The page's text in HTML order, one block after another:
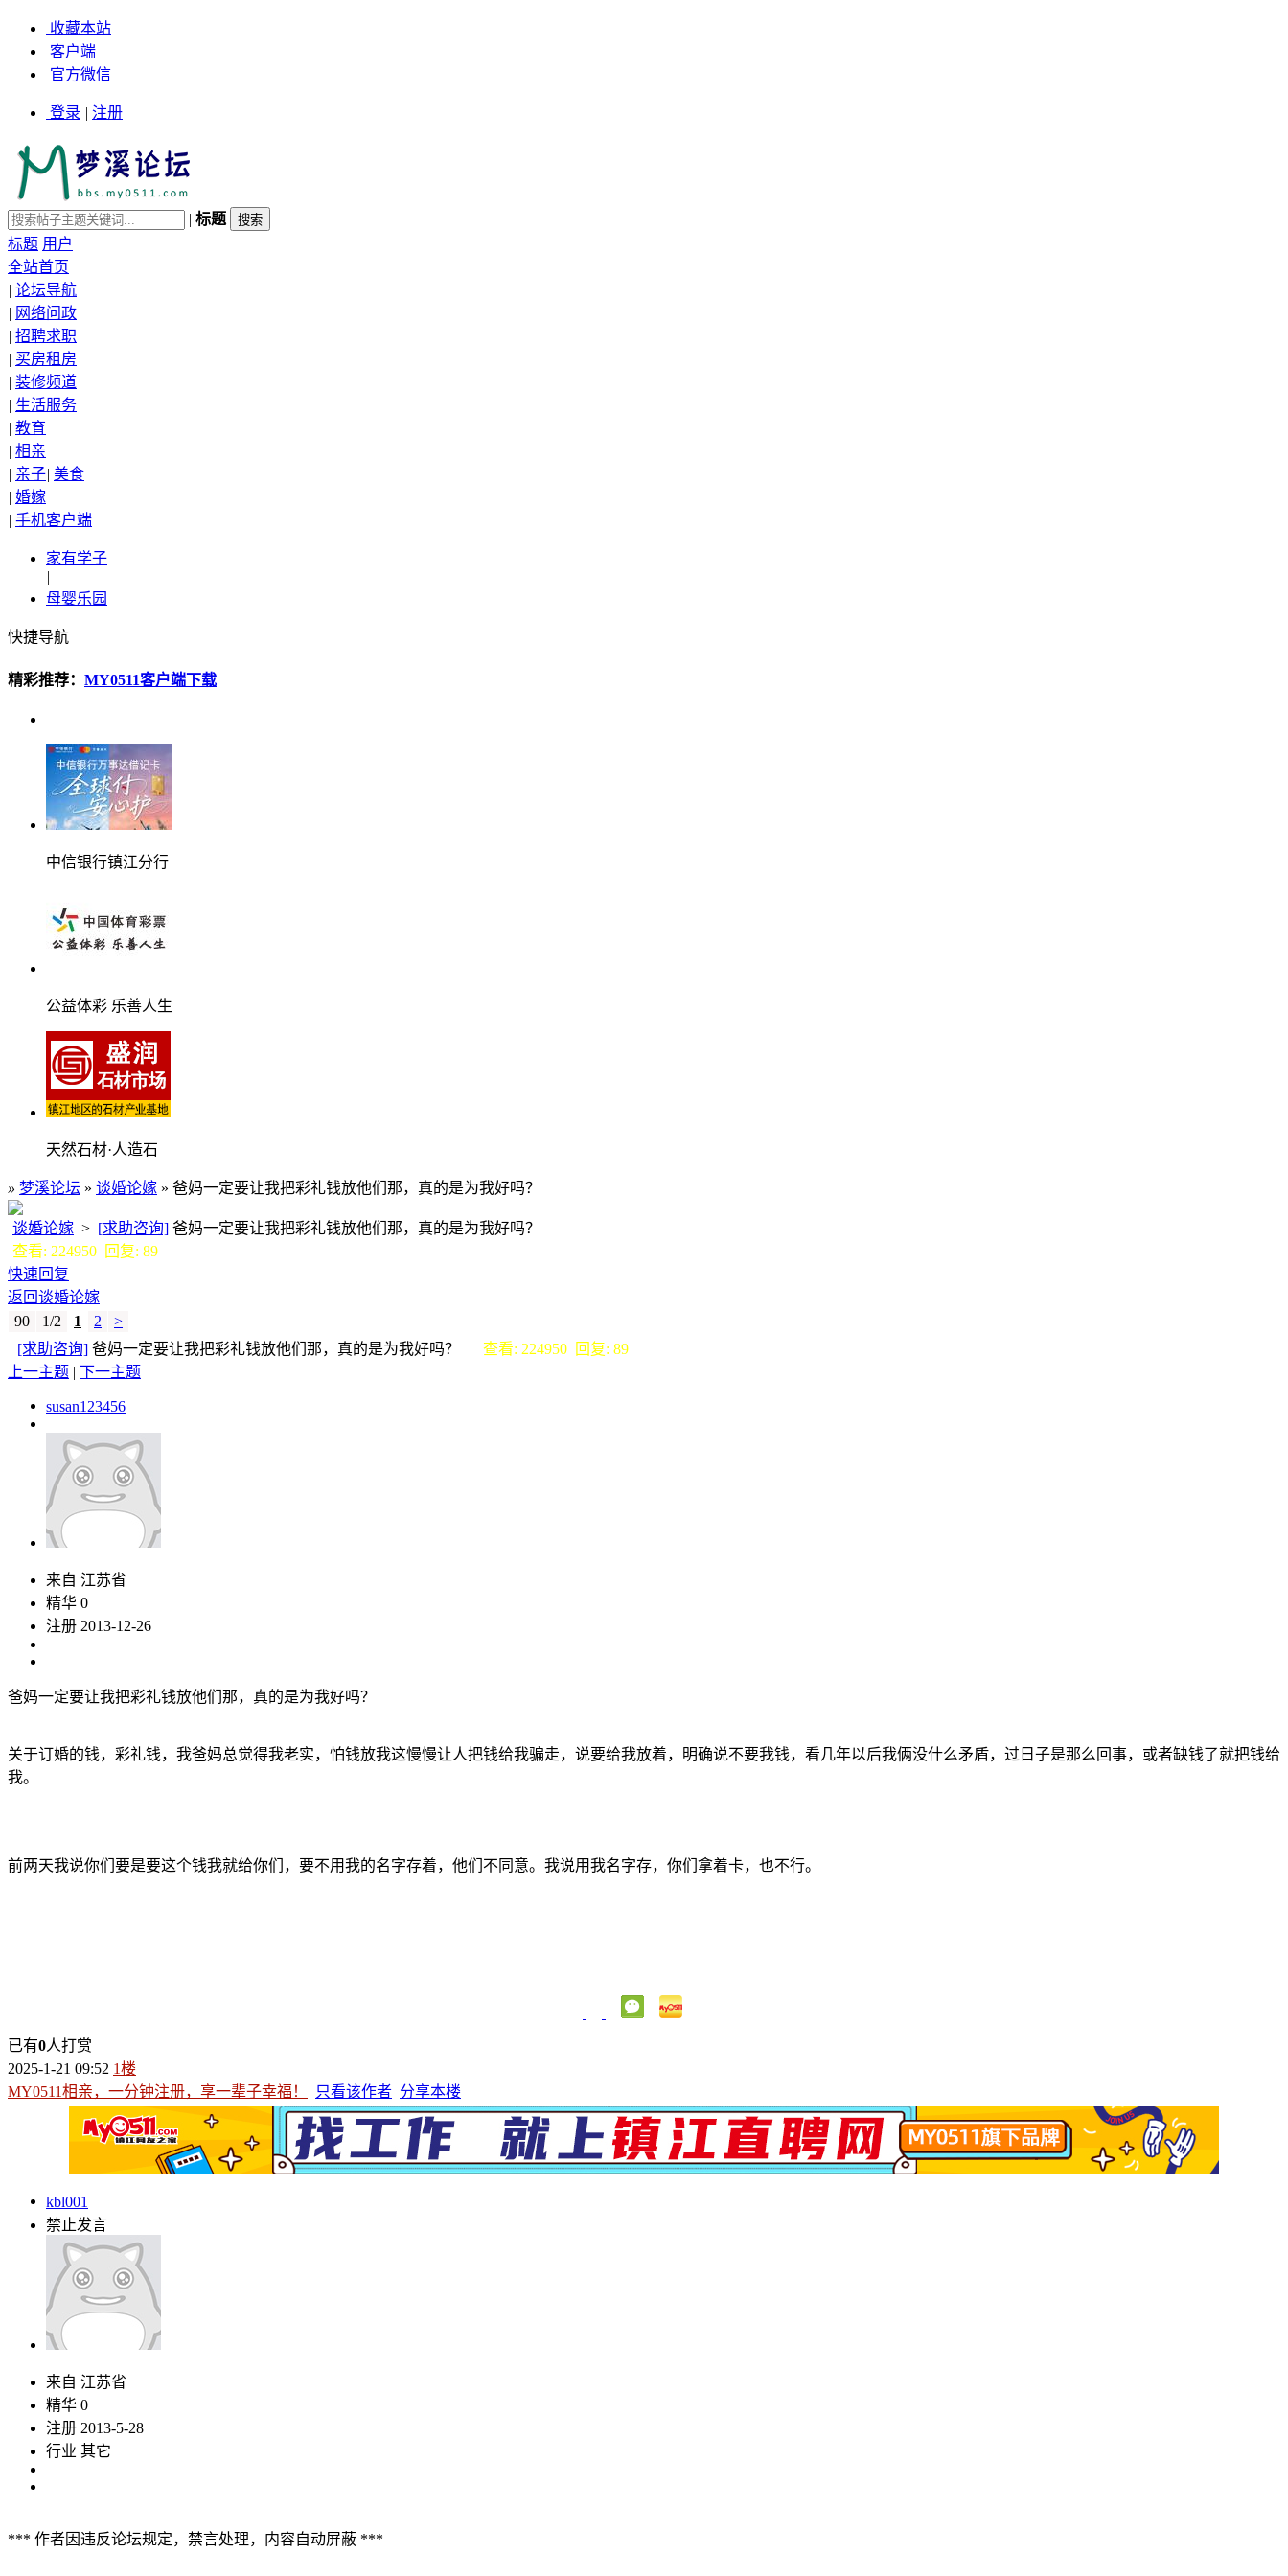
收藏本站
客户端
官方微信
登录 | 注册
| 标题
标题 用户
全站首页
| 论坛导航
| 网络问政
| 招聘求职
| 买房租房
| 装修频道
| 生活服务
| 教育
| 相亲
| 亲子| 美食
| 婚嫁
| 手机客户端
家有学子
|
母婴乐园
快捷导航
精彩推荐： MY0511客户端下载
中信银行镇江分行
公益体彩 乐善人生
天然石材·人造石
» 梦溪论坛 » 谈婚论嫁 » 爸妈一定要让我把彩礼钱放他们那，真的是为我好吗？
谈婚论嫁 > [求助咨询] 爸妈一定要让我把彩礼钱放他们那，真的是为我好吗？
查看: 224950 回复: 89
快速回复
返回谈婚论嫁
90
1/2 1 2
>
[求助咨询] 爸妈一定要让我把彩礼钱放他们那，真的是为我好吗？ 查看: 224950 回复: 89
上一主题 | 下一主题
susan123456
来自 江苏省
精华 0
注册 2013-12-26
爸妈一定要让我把彩礼钱放他们那，真的是为我好吗？
关于订婚的钱，彩礼钱，我爸妈总觉得我老实，怕钱放我这慢慢让人把钱给我骗走，说要给我放着，明确说不要我钱，看几年以后我俩没什么矛盾，过日子是那么回事，或者缺钱了就把钱给
我。
前两天我说你们要是要这个钱我就给你们，要不用我的名字存着，他们不同意。我说用我名字存，你们拿着卡，也不行。
已有0人打赏
2025-1-21 09:52 1楼
MY0511相亲，一分钟注册，享一辈子幸福！
只看该作者 分享本楼
kbl001
禁止发言
来自 江苏省
精华 0
注册 2013-5-28
行业 其它
*** 作者因违反论坛规定，禁言处理，内容自动屏蔽 ***